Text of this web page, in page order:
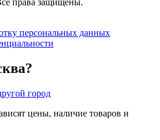
права защищены.
персональных данных
город
цены, наличие товаров и